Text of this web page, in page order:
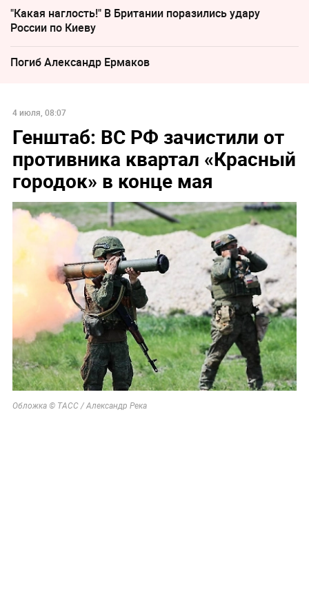
"Какая наглость!" В Британии поразились удару
России по Киеву
Погиб Александр Ермаков
4 июля, 08:07
Генштаб: ВС РФ зачистили от
противника квартал «Красный
городок» в конце мая
Обложка © ТАСС / Александр Река